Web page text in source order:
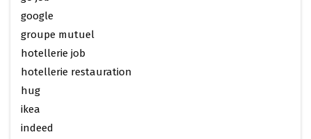
google
groupe mutuel
hotellerie job
hotellerie restauration
hug
ikea
indeed